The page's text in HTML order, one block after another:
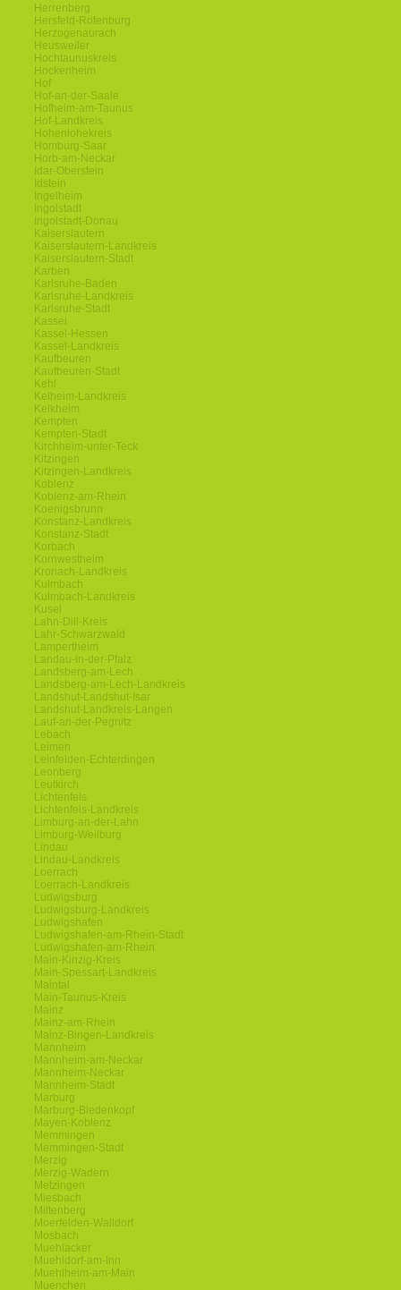
Herrenberg
Hersfeld-Rotenburg
Herzogenaurach
Heusweiler
Hochtaunuskreis
Hockenheim
Hof
Hof-an-der-Saale
Hofheim-am-Taunus
Hof-Landkreis
Hohenlohekreis
Homburg-Saar
Horb-am-Neckar
Idar-Oberstein
Idstein
Ingelheim
Ingolstadt
Ingolstadt-Donau
Kaiserslautern
Kaiserslautern-Landkreis
Kaiserslautern-Stadt
Karben
Karlsruhe-Baden
Karlsruhe-Landkreis
Karlsruhe-Stadt
Kassel
Kassel-Hessen
Kassel-Landkreis
Kaufbeuren
Kaufbeuren-Stadt
Kehl
Kelheim-Landkreis
Kelkheim
Kempten
Kempten-Stadt
Kirchheim-unter-Teck
Kitzingen
Kitzingen-Landkreis
Koblenz
Koblenz-am-Rhein
Koenigsbrunn
Konstanz-Landkreis
Konstanz-Stadt
Korbach
Kornwestheim
Kronach-Landkreis
Kulmbach
Kulmbach-Landkreis
Kusel
Lahn-Dill-Kreis
Lahr-Schwarzwald
Lampertheim
Landau-in-der-Pfalz
Landsberg-am-Lech
Landsberg-am-Lech-Landkreis
Landshut-Landshut-Isar
Landshut-Landkreis-Langen
Lauf-an-der-Pegnitz
Lebach
Leimen
Leinfelden-Echterdingen
Leonberg
Leutkirch
Lichtenfels
Lichtenfels-Landkreis
Limburg-an-der-Lahn
Limburg-Weilburg
Lindau
Lindau-Landkreis
Loerrach
Loerrach-Landkreis
Ludwigsburg
Ludwigsburg-Landkreis
Ludwigshafen
Ludwigshafen-am-Rhein-Stadt
Ludwigshafen-am-Rhein
Main-Kinzig-Kreis
Main-Spessart-Landkreis
Maintal
Main-Taunus-Kreis
Mainz
Mainz-am-Rhein
Mainz-Bingen-Landkreis
Mannheim
Mannheim-am-Neckar
Mannheim-Neckar
Mannheim-Stadt
Marburg
Marburg-Biedenkopf
Mayen-Koblenz
Memmingen
Memmingen-Stadt
Merzig
Merzig-Wadern
Metzingen
Miesbach
Miltenberg
Moerfelden-Walldorf
Mosbach
Muehlacker
Muehldorf-am-Inn
Muehlheim-am-Main
Muenchen